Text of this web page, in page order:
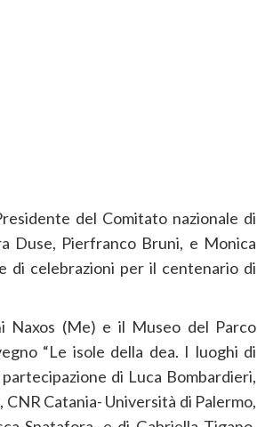
del Comitato nazionale di
Duse, Pierfranco Bruni, e Monica
di celebrazioni per il centenario di
Naxos (Me) e il Museo del Parco
“Le isole della dea. I luoghi di
di Luca Bombardieri,
Catania- Università di Palermo,